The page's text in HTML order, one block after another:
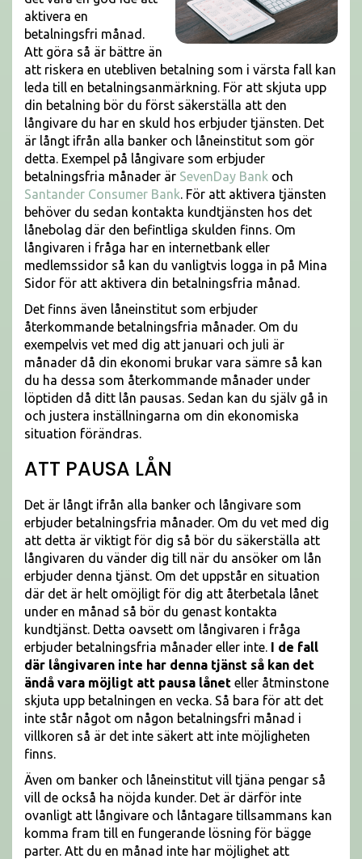
aktivera en
betalningsfri månad.
Att göra så är bättre än
att riskera en utebliven betalning som i värsta fall kan
leda till en betalningsanmärkning. För att skjuta upp
din betalning bör du först säkerställa att den
långivare du har en skuld hos erbjuder tjänsten. Det
är långt ifrån alla banker och låneinstitut som gör
detta. Exempel på långivare som erbjuder
betalningsfria månader är SevenDay Bank och
Santander Consumer Bank. För att aktivera tjänsten
behöver du sedan kontakta kundtjänsten hos det
lånebolag där den befintliga skulden finns. Om
långivaren i fråga har en internetbank eller
medlemssidor så kan du vanligtvis logga in på Mina
Sidor för att aktivera din betalningsfria månad.
Det finns även låneinstitut som erbjuder
återkommande betalningsfria månader. Om du
exempelvis vet med dig att januari och juli är
månader då din ekonomi brukar vara sämre så kan
du ha dessa som återkommande månader under
löptiden då ditt lån pausas. Sedan kan du själv gå in
och justera inställningarna om din ekonomiska
situation förändras.
ATT PAUSA LÅN
Det är långt ifrån alla banker och långivare som
erbjuder betalningsfria månader. Om du vet med dig
att detta är viktigt för dig så bör du säkerställa att
långivaren du vänder dig till när du ansöker om lån
erbjuder denna tjänst. Om det uppstår en situation
där det är helt omöjligt för dig att återbetala lånet
under en månad så bör du genast kontakta
kundtjänst. Detta oavsett om långivaren i fråga
erbjuder betalningsfria månader eller inte. I de fall
där långivaren inte har denna tjänst så kan det
ändå vara möjligt att pausa lånet eller åtminstone
skjuta upp betalningen en vecka. Så bara för att det
inte står något om någon betalningsfri månad i
villkoren så är det inte säkert att inte möjligheten
finns.
Även om banker och låneinstitut vill tjäna pengar så
vill de också ha nöjda kunder. Det är därför inte
ovanligt att långivare och låntagare tillsammans kan
komma fram till en fungerande lösning för bägge
parter. Att du en månad inte har möjlighet att